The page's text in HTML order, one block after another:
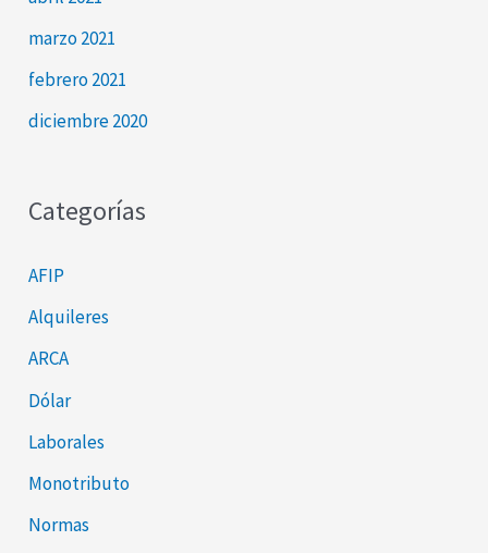
marzo 2021
febrero 2021
diciembre 2020
Categorías
AFIP
Alquileres
ARCA
Dólar
Laborales
Monotributo
Normas